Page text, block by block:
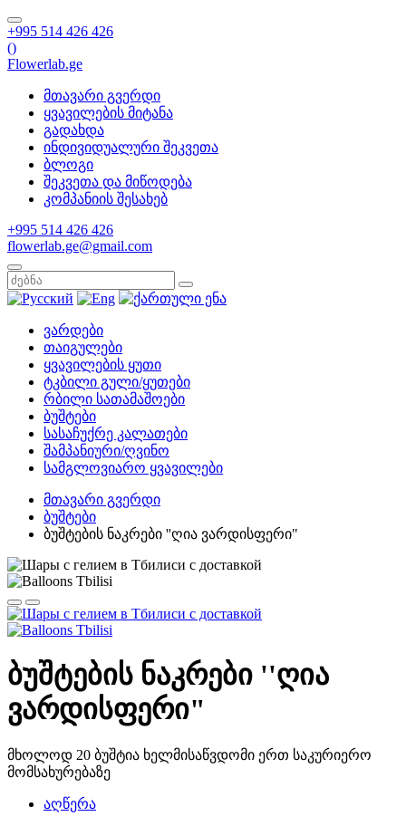
+995 514 426 426
()
Flowerlab.ge
მთავარი გვერდი
ყვავილების მიტანა
გადახდა
ინდივიდუალური შეკვეთა
ბლოგი
შეკვეთა და მიწოდება
კომპანიის შესახებ
+995 514 426 426
flowerlab.ge@gmail.com
ვარდები
თაიგულები
ყვავილების ყუთი
ტკბილი გული/ყუთები
რბილი სათამაშოები
ბუშტები
სასაჩუქრე კალათები
შამპანიური/ღვინო
სამგლოვიარო ყვავილები
მთავარი გვერდი
ბუშტები
ბუშტების ნაკრები ''ღია ვარდისფერი"
ბუშტების ნაკრები ''ღია
ვარდისფერი"
მხოლოდ 20 ბუშტია ხელმისაწვდომი ერთ საკურიერო
მომსახურებაზე
აღწერა